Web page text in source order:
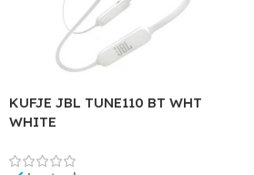
KUFJE JBL TUNE110 BT WHT
WHITE